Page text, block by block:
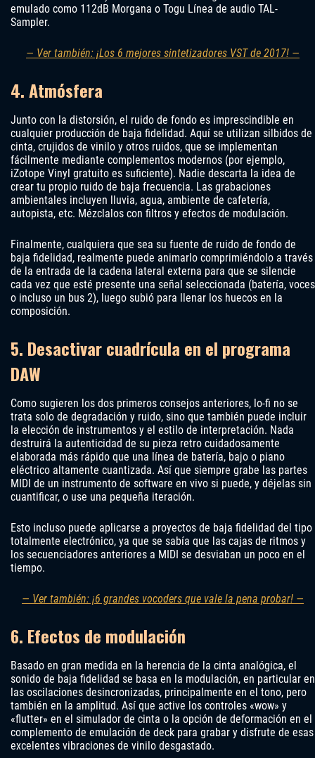
emulado como 112dB Morgana o Togu Línea de audio TAL-
Sampler.
— Ver también: ¡Los 6 mejores sintetizadores VST de 2017! —
4. Atmósfera
Junto con la distorsión, el ruido de fondo es imprescindible en
cualquier producción de baja fidelidad. Aquí se utilizan silbidos de
cinta, crujidos de vinilo y otros ruidos, que se implementan
fácilmente mediante complementos modernos (por ejemplo,
iZotope Vinyl gratuito es suficiente). Nadie descarta la idea de
crear tu propio ruido de baja frecuencia. Las grabaciones
ambientales incluyen lluvia, agua, ambiente de cafetería,
autopista, etc. Mézclalos con filtros y efectos de modulación.
Finalmente, cualquiera que sea su fuente de ruido de fondo de
baja fidelidad, realmente puede animarlo comprimiéndolo a través
de la entrada de la cadena lateral externa para que se silencie
cada vez que esté presente una señal seleccionada (batería, voces
o incluso un bus 2), luego subió para llenar los huecos en la
composición.
5. Desactivar cuadrícula en el programa
DAW
Como sugieren los dos primeros consejos anteriores, lo-fi no se
trata solo de degradación y ruido, sino que también puede incluir
la elección de instrumentos y el estilo de interpretación. Nada
destruirá la autenticidad de su pieza retro cuidadosamente
elaborada más rápido que una línea de batería, bajo o piano
eléctrico altamente cuantizada. Así que siempre grabe las partes
MIDI de un instrumento de software en vivo si puede, y déjelas sin
cuantificar, o use una pequeña iteración.
Esto incluso puede aplicarse a proyectos de baja fidelidad del tipo
totalmente electrónico, ya que se sabía que las cajas de ritmos y
los secuenciadores anteriores a MIDI se desviaban un poco en el
tiempo.
— Ver también: ¡6 grandes vocoders que vale la pena probar! —
6. Efectos de modulación
Basado en gran medida en la herencia de la cinta analógica, el
sonido de baja fidelidad se basa en la modulación, en particular en
las oscilaciones desincronizadas, principalmente en el tono, pero
también en la amplitud. Así que active los controles «wow» y
«flutter» en el simulador de cinta o la opción de deformación en el
complemento de emulación de deck para grabar y disfrute de esas
excelentes vibraciones de vinilo desgastado.